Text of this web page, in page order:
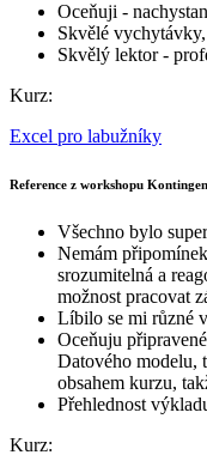
Oceňuji -
Skvělé
Skvělý lektor -
Kurz:
Excel pro labužníky
Reference z workshopu
Všechno bylo super
Nemám
srozumitelná a
možnost pracovat
Líbilo se mi různé
Oceňuju
Datového modelu,
obsahem kurzu,
Přehlednost
Kurz: